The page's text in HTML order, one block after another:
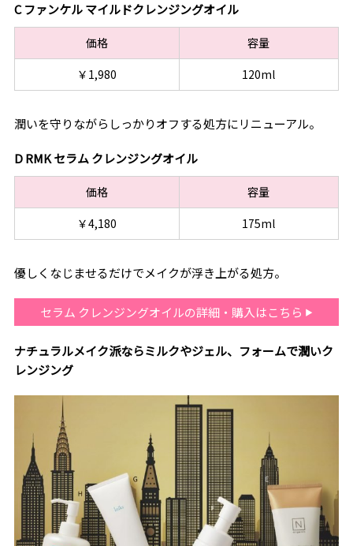
C ファンケル マイルドクレンジングオイル
価格
容量
￥1,980
120ml
潤いを守りながらしっかりオフする処方にリニューアル。
D RMK セラム クレンジングオイル
価格
容量
￥4,180
175ml
優しくなじませるだけでメイクが浮き上がる処方。
セラム クレンジングオイルの詳細・購入はこちら
ナチュラルメイク派ならミルクやジェル、フォームで潤いク
レンジング